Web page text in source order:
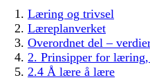
Læring og trivsel
Læreplanverket
Overordnet del –
2. Prinsipper for
2.4 Å lære å lære